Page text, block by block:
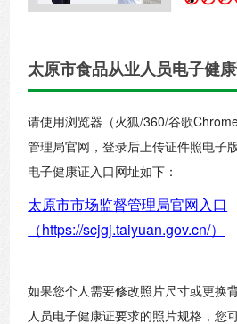
太原市食品从业人员电子健
请使用浏览器（火狐/360/谷歌
管理局官网，登录后上传证件照电子
电子健康证入口网址如下：
太原市市场监督管理局官网入口
（https://scjgj.taiyuan.gov.cn/）
如果您个人需要修改照片尺寸或更换
人员电子健康证要求的照片规格，您